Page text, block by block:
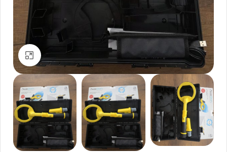
Büyütmek için tıklayın